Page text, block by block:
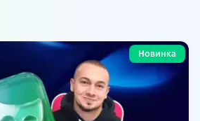
Новинка